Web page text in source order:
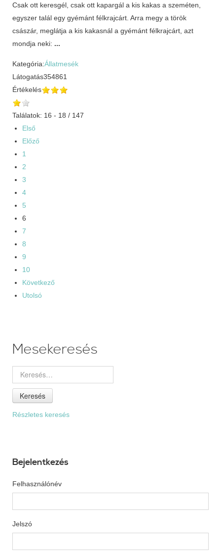
Csak ott keresgél, csak ott kapargál a kis kakas a szeméten,
egyszer talál egy gyémánt félkrajcárt. Arra megy a török
császár, meglátja a kis kakasnál a gyémánt félkrajcárt, azt
mondja neki: ...
Kategória:Állatmesék
Látogatás354861
Értékelés
Találatok: 16 - 18 / 147
Első
Előző
1
2
3
4
5
6
7
8
9
10
Következő
Utolsó
Mesekeresés
Keresés
Részletes keresés
Bejelentkezés
Felhasználónév
Jelszó